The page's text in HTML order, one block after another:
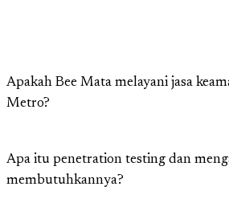
Apakah Bee Mata melayani jasa
Metro?
Apa itu penetration testing dan
membutuhkannya?